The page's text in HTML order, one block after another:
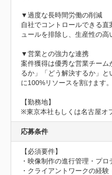
▼過度な長時間労働の削減
自社でコントロールできる
ュールを排除し、生産性の高
▼営業との強力な連携
案件獲得は優秀な営業チー
るか」「どう解決するか」と
に100%リソースを割けます。
【勤務地】
※東京本社もしくは名古屋オ
応募条件
【必須要件】
・映像制作の進行管理・プロ
・クライアントワークの経験